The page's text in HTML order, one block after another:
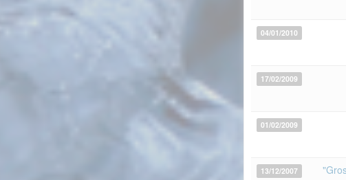
04/01/2010
17/02/2009
01/02/2009
13/12/2007